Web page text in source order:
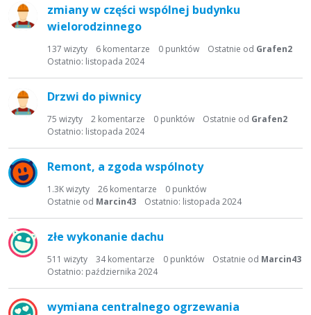
zmiany w części wspólnej budynku
wielorodzinnego
137 wizyty 6 komentarze 0 punktów Ostatnie od Grafen2
Ostatnio: listopada 2024
Drzwi do piwnicy
75 wizyty 2 komentarze 0 punktów Ostatnie od Grafen2
Ostatnio: listopada 2024
Remont, a zgoda wspólnoty
1.3Kwizyty 26 komentarze 0 punktów
Ostatnie od Marcin43 Ostatnio: listopada 2024
złe wykonanie dachu
511 wizyty 34komentarze 0 punktów Ostatnie od Marcin43
Ostatnio: października 2024
wymiana centralnego ogrzewania